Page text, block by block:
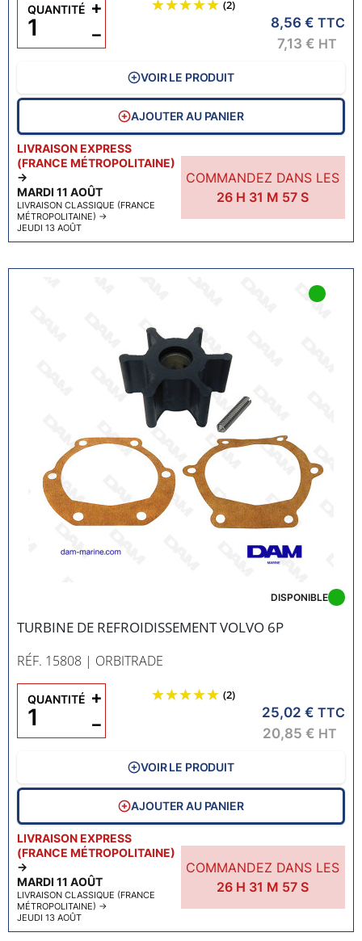
LIVRAISON EXPRESS
(FRANCE MÉTROPOLITAINE)
→
MARDI 11 AOÛT
LIVRAISON CLASSIQUE (FRANCE
MÉTROPOLITAINE) →
JEUDI 13 AOÛT
COMMANDEZ DANS LES
26H 31 M 56 S
(2)
8,56 € TTC
7,13 € HT
QUANTITÉ
−
+
VOIR LE PRODUIT
AJOUTER AU PANIER
TURBINE DE REFROIDISSEMENT VOLVO 6P
RÉF. 15808 | ORBITRADE
LIVRAISON EXPRESS
(FRANCE MÉTROPOLITAINE)
→
MARDI 11 AOÛT
LIVRAISON CLASSIQUE (FRANCE
MÉTROPOLITAINE) →
JEUDI 13 AOÛT
COMMANDEZ DANS LES
26H 31 M 56 S
DISPONIBLE
(2)
25,02 € TTC
20,85 € HT
QUANTITÉ
−
+
VOIR LE PRODUIT
AJOUTER AU PANIER